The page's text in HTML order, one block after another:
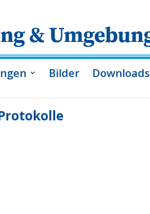
Bilder Downloads